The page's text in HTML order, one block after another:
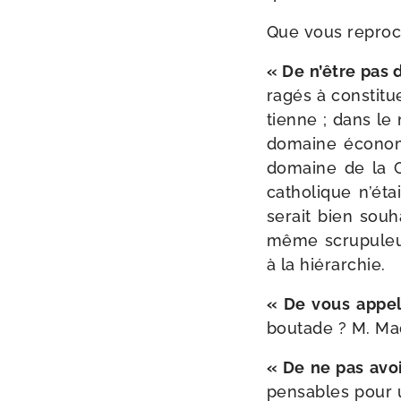
Que vous
« De n’être pas
ra­gés à
tienne ; dans le
domaine
domaine de la
catho­lique
serait bien
même
à la hiérarchie.
« De vous
bou­tade ? M.
« De ne pas
pen­sables pour